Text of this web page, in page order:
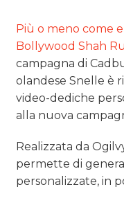
Più o meno come
Bollywood Shah
campagna di
olandese Snelle è
video-dediche
alla nuova
Realizzata da
permette di
personalizzate, in